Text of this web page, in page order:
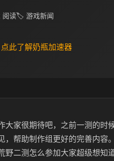
读🏷 游戏新闻
此了解奶瓶加速器
大家很期待吧，之前一测的时
，帮助制作组更好的完善内容
野二测怎么参加大家超级想知